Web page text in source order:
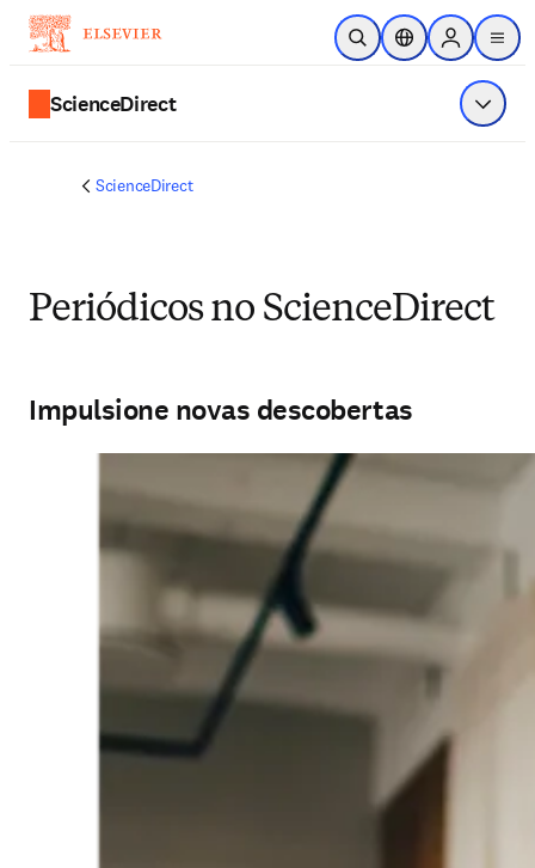
Ir para o conteúdo principal
Pesquisa aberta
Seletor deSign in to
menu
ScienceDirect Exibir
ScienceDirect
Periódicos no ScienceDirect
Impulsione novas descobertas